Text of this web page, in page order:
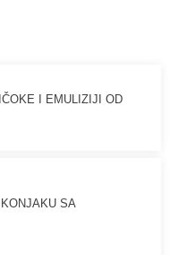
I EMULIZIJI OD
SA